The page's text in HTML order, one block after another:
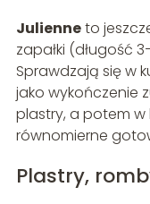
Julienneto
zapałki (długość
Sprawdzają się w
jako wykończenie
plastry, a potem w
równomierne
Plastry,